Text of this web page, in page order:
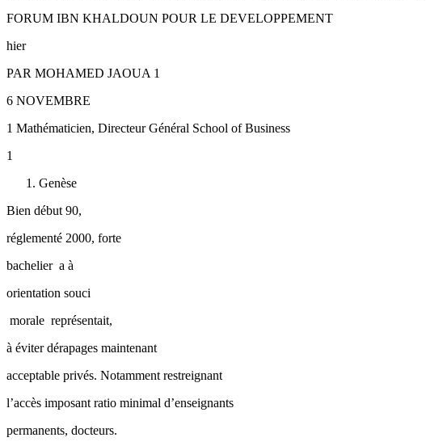
FORUM IBN KHALDOUN POUR LE DEVELOPPEMENT
hier
PAR MOHAMED JAOUA 1
6 NOVEMBRE
1 Mathématicien, Directeur Général School of Business
1
Genèse
Bien début 90,
réglementé 2000, forte
bachelier ­ a à
orientation souci
­ morale ­ représentait,
à éviter dérapages maintenant
acceptable privés. Notamment restreignant
l’accès imposant ratio minimal d’enseignants
permanents, docteurs.